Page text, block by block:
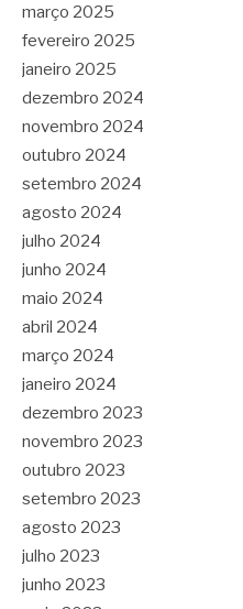
março 2025
fevereiro 2025
janeiro 2025
dezembro 2024
novembro 2024
outubro 2024
setembro 2024
agosto 2024
julho 2024
junho 2024
maio 2024
abril 2024
março 2024
janeiro 2024
dezembro 2023
novembro 2023
outubro 2023
setembro 2023
agosto 2023
julho 2023
junho 2023